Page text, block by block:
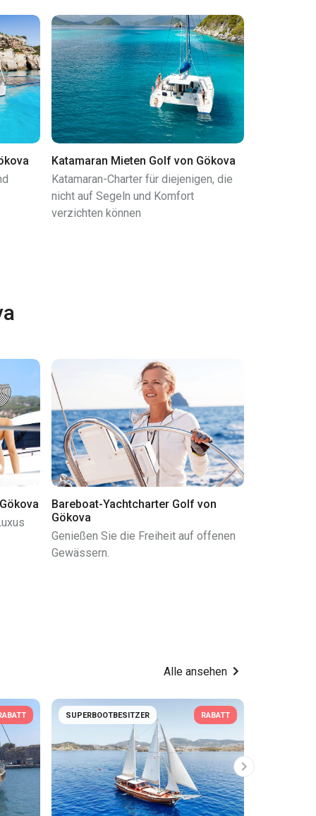
Katamaran Mieten Golf von Gökova
Katamaran-Charter für diejenigen, die
nicht auf Segeln und Komfort
verzichten können
Bareboat-Yachtcharter Golf von
Gökova
Genießen Sie die Freiheit auf offenen
Gewässern.
SUPERBOOTBESITZER RABATT
Alle ansehen